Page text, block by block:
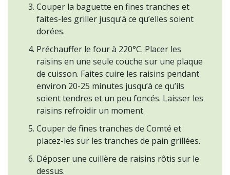
Couper la baguette en fines tranches et
faites-les griller jusqu’à ce qu’elles soient
dorées.
Préchauffer le four à 220°C. Placer les
raisins en une seule couche sur une plaque
de cuisson. Faites cuire les raisins pendant
environ 20-25 minutes jusqu’à ce qu’ils
soient tendres et un peu foncés. Laisser les
raisins refroidir un moment.
Couper de fines tranches de Comté et
placez-les sur les tranches de pain grillées.
Déposer une cuillère de raisins rôtis sur le
dessus.